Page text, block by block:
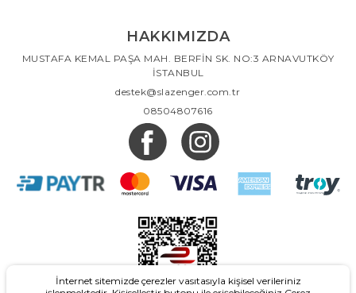
HAKKIMIZDA
MUSTAFA KEMAL PAŞA MAH. BERFİN SK. NO:3 ARNAVUTKÖY
İSTANBUL
destek@slazenger.com.tr
08504807616
İnternet sitemizde çerezler vasıtasıyla kişisel verileriniz